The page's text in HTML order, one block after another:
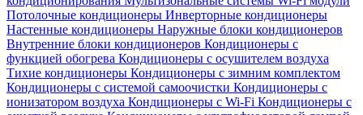
Потолочные кондиционеры Инверторные кондиционеры
Настенные кондиционеры Наружные блоки кондиционеров
Внутренние блоки кондиционеров Кондиционеры с
функцией обогрева Кондиционеры с осушителем воздуха
Тихие кондиционеры Кондиционеры с зимним комплектом
Кондиционеры с системой самоочистки Кондиционеры с
ионизатором воздуха Кондиционеры с Wi-Fi Кондиционеры с